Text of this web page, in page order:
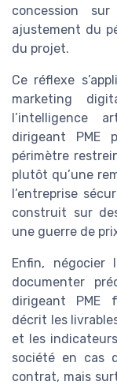
concession
ajustement du
du projet.
Ce réflexe
marketing
l’intelligence
dirigeant PME
périmètre
plutôt qu’une
l’entreprise
construit sur
une guerre de
Enfin,
documenter
dirigeant PME
décrit les
et les
société en cas
contrat, mais